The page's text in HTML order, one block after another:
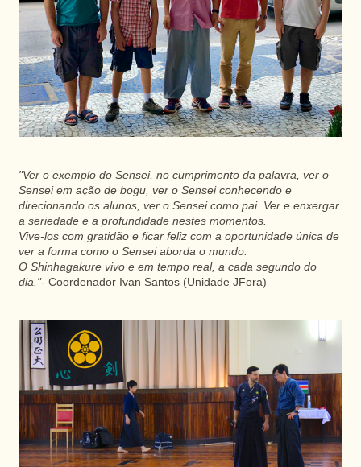
"Ver o exemplo do Sensei, no cumprimento da palavra, ver o
Sensei em ação de bogu, ver o Sensei conhecendo e
direcionando os alunos, ver o Sensei como pai. Ver e enxergar
a seriedade e a profundidade nestes momentos.
Vive-los com gratidão e ficar feliz com a oportunidade única de
ver a forma como o Sensei aborda o mundo.
O Shinhagakure vivo e em tempo real, a cada segundo do
dia."- Coordenador Ivan Santos (Unidade JFora)